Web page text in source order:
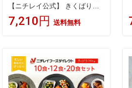
【ニチレイ公式】 きくばりご
ぜん 洋食 8食セット 冷凍弁当
おかず セット 冷凍 お弁当 冷
当 ニチレイフーズ 自宅療養 お
いしい 美味しい リモートワー
ク 在宅勤務 ご飯 介護食
7,210円 送料無料